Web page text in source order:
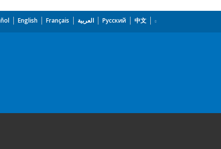
English Français العربية Русский 中文